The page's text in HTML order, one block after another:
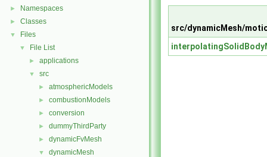
► Namespaces
► Classes
▼ Files
▼ File List
► applications
▼ src
► atmosphericModels
► combustionModels
► conversion
► dummyThirdParty
► dynamicFvMesh
▼ dynamicMesh
src/dynamicMesh/